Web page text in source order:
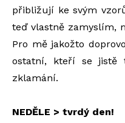
přibližují ke svým
teď vlastně zamyslím,
Pro mě jakožto
ostatní, kteří se jistě
zklamání.
NEDĚLE > tvrdý den!